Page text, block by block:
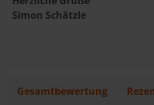
Simon Schätzle
Gesamtbewertung